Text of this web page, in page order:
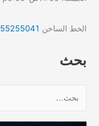
الخط الساخن 55255041
بحث